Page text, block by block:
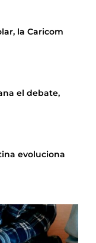
la Caricom
el debate,
evoluciona